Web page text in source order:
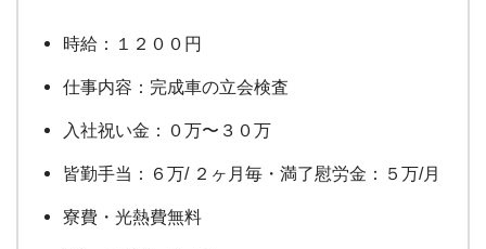
時給：１２００円
仕事内容：完成車の立会検査
入社祝い金：０万〜３０万
皆勤手当：６万/ ２ヶ月毎・満了慰労金：５万/月
寮費・光熱費無料